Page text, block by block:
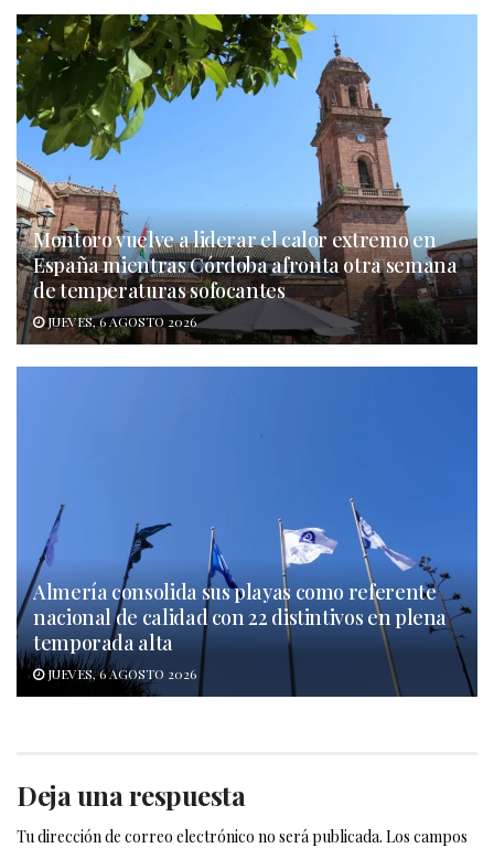
Montoro vuelve a liderar el calor extremo en
España mientras Córdoba afronta otra semana
de temperaturas sofocantes
JUEVES, 6 AGOSTO 2026
Almería consolida sus playas como referente
nacional de calidad con 22 distintivos en plena
temporada alta
JUEVES, 6 AGOSTO 2026
Deja una respuesta
Tu dirección de correo electrónico no será publicada. Los campos